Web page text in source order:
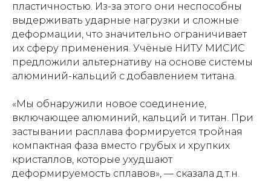
пластичностью. Из-за этого они неспособны
выдерживать ударные нагрузки и сложные
деформации, что значительно ограничивает
их сферу применения. Учёные НИТУ МИСИС
предложили альтернативу на основе системы
алюминий-кальций с добавлением титана.
«Мы обнаружили новое соединение,
включающее алюминий, кальций и титан. При
застывании расплава формируется тройная
компактная фаза вместо грубых и хрупких
кристаллов, которые ухудшают
деформируемость сплавов», — сказала д.т.н.